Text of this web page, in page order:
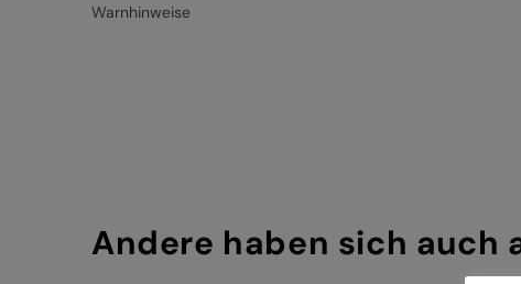
Warnhinweise
Andere haben sich auch